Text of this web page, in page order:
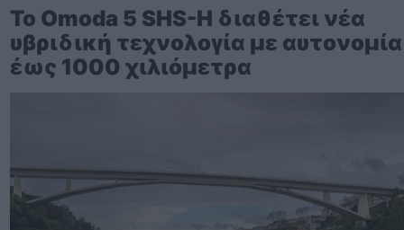
Το Omoda 5 SHS-H διαθέτει νέα
υβριδική τεχνολογία με αυτονομία
έως 1000 χιλιόμετρα